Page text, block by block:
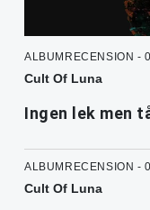
ALBUMRECENSION -
Cult Of Luna
Ingen lek men
ALBUMRECENSION -
Cult Of Luna